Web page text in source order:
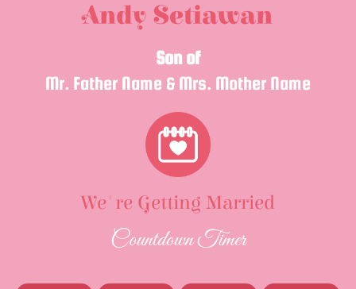
Andy Setiawan
Son of
Mr. Father Name & Mrs. Mother Name
We're Getting Married
Countdown Timer